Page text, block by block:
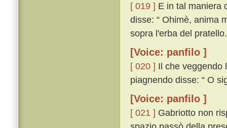
[ 019 ] E in tal maniera
disse: “ Ohimè, anima
sopra l'erba del pratello.
[Voice: panfilo ]
[ 020 ] Il che veggendo
piagnendo disse: “ O
[Voice: panfilo ]
[ 021 ] Gabriotto non